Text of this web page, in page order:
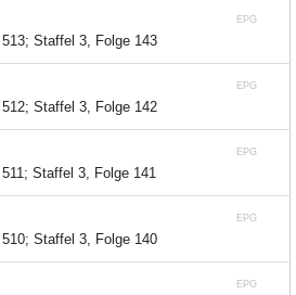
EPG
513; Staffel 3, Folge 143
EPG
512; Staffel 3, Folge 142
EPG
511; Staffel 3, Folge 141
EPG
510; Staffel 3, Folge 140
EPG